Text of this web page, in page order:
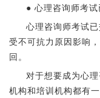
● 心理咨询师考
心理咨询师考试
受不可抗力原因影响
回。
对于想要成为心
机构和培训机构都有